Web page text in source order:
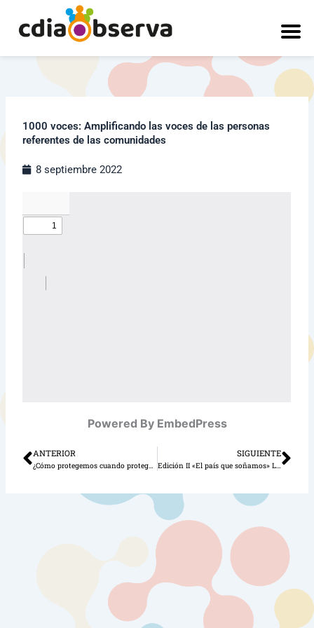
contenido
1000 voces: Amplificando las voces de las personas
referentes de las comunidades
8 septiembre 2022
Powered By EmbedPress
Ant
ANTERIOR
¿Cómo protegemos cuando protegemos?
SIGUIENTE
Edición II «El país que soñamos» Lo que hubiera pasado y pasará si se cumplen todos nuestros derechos